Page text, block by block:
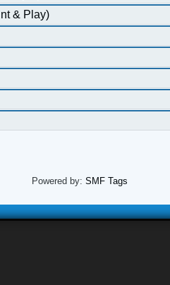
& Play)
Powered by: SMF Tags